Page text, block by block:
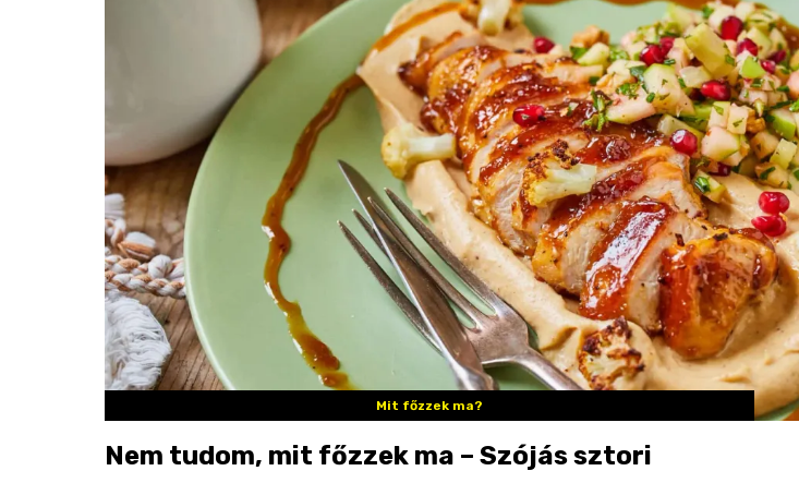
Mit főzzek ma?
Nem tudom, mit főzzek ma – Szójás sztori